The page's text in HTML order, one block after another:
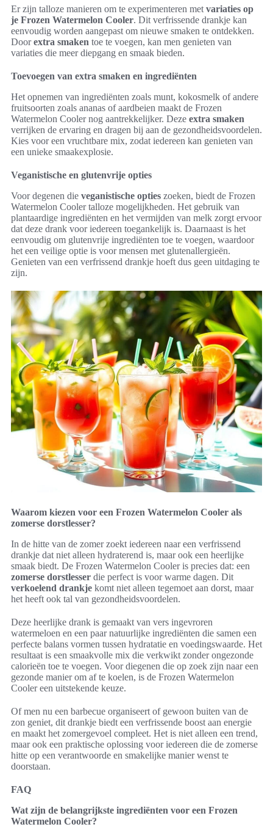
Er zijn talloze manieren om te experimenteren met variaties op
je Frozen Watermelon Cooler. Dit verfrissende drankje kan
eenvoudig worden aangepast om nieuwe smaken te ontdekken.
Doorextra smaken toe te voegen, kan men genieten van
variaties die meer diepgang en smaak bieden.
Toevoegen van extra smaken en ingrediënten
Het opnemen van ingrediënten zoals munt, kokosmelk of andere
fruitsoorten zoals ananas of aardbeien maakt de Frozen
Watermelon Cooler nog aantrekkelijker. Deze extra smaken
verrijken de ervaring en dragen bij aan de gezondheidsvoordelen.
Kies voor een vruchtbare mix, zodat iedereen kan genieten van
een unieke smaakexplosie.
Veganistische en glutenvrije opties
Voor degenen die veganistische opties zoeken, biedt de Frozen
Watermelon Cooler talloze mogelijkheden. Het gebruik van
plantaardige ingrediënten en het vermijden van melk zorgt ervoor
dat deze drank voor iedereen toegankelijk is. Daarnaast is het
eenvoudig om glutenvrije ingrediënten toe te voegen, waardoor
het een veilige optie is voor mensen met glutenallergieën.
Genieten van een verfrissend drankje hoeft dus geen uitdaging te
zijn.
Waarom kiezen voor een Frozen Watermelon Cooler als
zomerse dorstlesser?
In de hitte van de zomer zoekt iedereen naar een verfrissend
drankje dat niet alleen hydraterend is, maar ook een heerlijke
smaak biedt. De Frozen Watermelon Cooler is precies dat: een
zomerse dorstlesser die perfect is voor warme dagen. Dit
verkoelend drankje komt niet alleen tegemoet aan dorst, maar
het heeft ook tal van gezondheidsvoordelen.
Deze heerlijke drank is gemaakt van vers ingevroren
watermeloen en een paar natuurlijke ingrediënten die samen een
perfecte balans vormen tussen hydratatie en voedingswaarde. Het
resultaat is een smaakvolle mix die verkwikt zonder ongezonde
calorieën toe te voegen. Voor diegenen die op zoek zijn naar een
gezonde manier om af te koelen, is de Frozen Watermelon
Cooler een uitstekende keuze.
Of men nu een barbecue organiseert of gewoon buiten van de
zon geniet, dit drankje biedt een verfrissende boost aan energie
en maakt het zomergevoel compleet. Het is niet alleen een trend,
maar ook een praktische oplossing voor iedereen die de zomerse
hitte op een verantwoorde en smakelijke manier wenst te
doorstaan.
FAQ
Wat zijn de belangrijkste ingrediënten voor een Frozen
Watermelon Cooler?